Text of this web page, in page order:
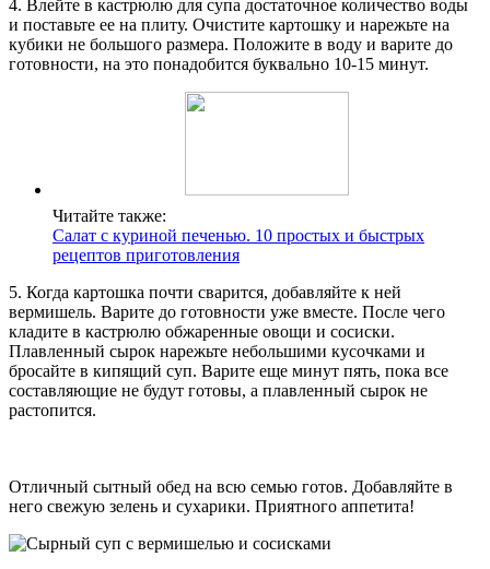
4. Влейте в кастрюлю для супа достаточное количество воды
и поставьте ее на плиту. Очистите картошку и нарежьте на
кубики не большого размера. Положите в воду и варите до
готовности, на это понадобится буквально 10-15 минут.
Читайте также:
Салат с куриной печенью. 10 простых и быстрых
рецептов приготовления
5. Когда картошка почти сварится, добавляйте к ней
вермишель. Варите до готовности уже вместе. После чего
кладите в кастрюлю обжаренные овощи и сосиски.
Плавленный сырок нарежьте небольшими кусочками и
бросайте в кипящий суп. Варите еще минут пять, пока все
составляющие не будут готовы, а плавленный сырок не
растопится.
Отличный сытный обед на всю семью готов. Добавляйте в
него свежую зелень и сухарики. Приятного аппетита!